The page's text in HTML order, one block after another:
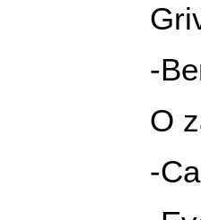
Grivas
-Beni
O
-